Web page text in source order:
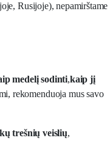
Rusijoje), nepamirštame
medelį sodinti,kaip jį
rekomenduoja mus savo
trešnių veislių,